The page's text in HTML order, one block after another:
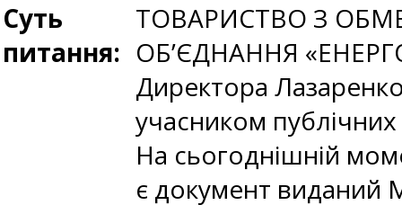
Суть
питання:
ТОВАРИСТВО З
ОБ’ЄДНАННЯ
Директора
учасником публічних
На сьогоднішній
є документ виданий